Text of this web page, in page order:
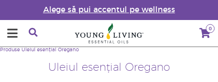
Alege să pui accentul pe wellness
0
Uleiul esențial Oregano
Produse Uleiul esențial Oregano